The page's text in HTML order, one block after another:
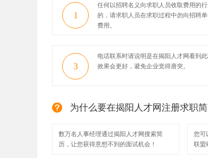
1
任何以招聘名义向求职人员收取费用的
的，请求职人员在求职过程中勿向招聘
费用。
3
电话联系时请说明是在揭阳人才网看到此
效果会更好，避免企业觉得唐突。
为什么要在揭阳人才网注册求职
数万名人事经理通过揭阳人才网搜索简
历，让您获得意想不到的面试机会！
您可
联盟